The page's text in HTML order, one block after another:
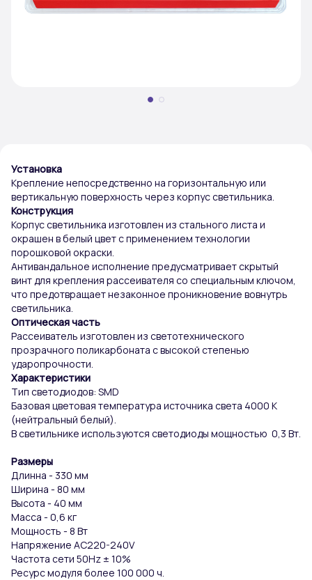
Установка
Крепление непосредственно на горизонтальную или
вертикальную поверхность через корпус светильника.
Конструкция
Корпус светильника изготовлен из стального листа и
окрашен в белый цвет с применением технологии
порошковой окраски.
Антивандальное исполнение предусматривает скрытый
винт для крепления рассеивателя со специальным ключом,
что предотвращает незаконное проникновение вовнутрь
светильника.
Оптическая часть
Рассеиватель изготовлен из светотехнического
прозрачного поликарбоната с высокой степенью
ударопрочности.
Характеристики
Тип светодиодов: SMD
Базовая цветовая температура источника света 4000 К
(нейтральный белый).
В светильнике используются светодиоды мощностью 0,3 Вт.
Размеры
Длинна - 330 мм
Ширина - 80 мм
Высота - 40 мм
Масса - 0,6 кг
Мощность - 8 Вт
Напряжение AC220-240V
Частота сети 50Hz ± 10%
Ресурс модуля более 100 000 ч.